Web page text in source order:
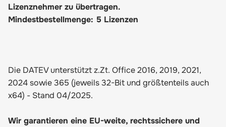
Lizenznehmer zu übertragen.
Mindestbestellmenge: 5 Lizenzen
Die DATEV unterstützt z.Zt. Office 2016, 2019, 2021,
2024 sowie 365 (jeweils 32-Bit und größtenteils auch
x64) - Stand 04/2025.
Wir garantieren eine EU-weite, rechtssichere und